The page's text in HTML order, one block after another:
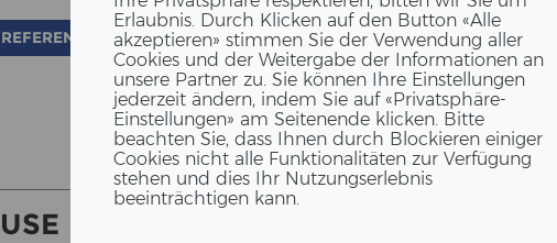
Erlaubnis. Durch Klicken auf den Button «Alle
akzeptieren» stimmen Sie der Verwendung aller
Cookies und der Weitergabe der Informationen an
unsere Partner zu. Sie können Ihre Einstellungen
jederzeit ändern, indem Sie auf «Privatsphäre-
Einstellungen» am Seitenende klicken. Bitte
beachten Sie, dass Ihnen durch Blockieren einiger
Cookies nicht alle Funktionalitäten zur Verfügung
stehen und dies Ihr Nutzungserlebnis
beeinträchtigen kann.